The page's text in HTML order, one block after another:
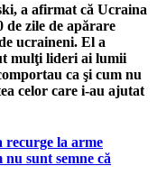
a afirmat că Ucraina
de zile de apărare
ucraineni. El a
mulţi lideri ai lumii
ca şi cum nu
celor care i-au ajutat
recurge la arme
sunt semne că